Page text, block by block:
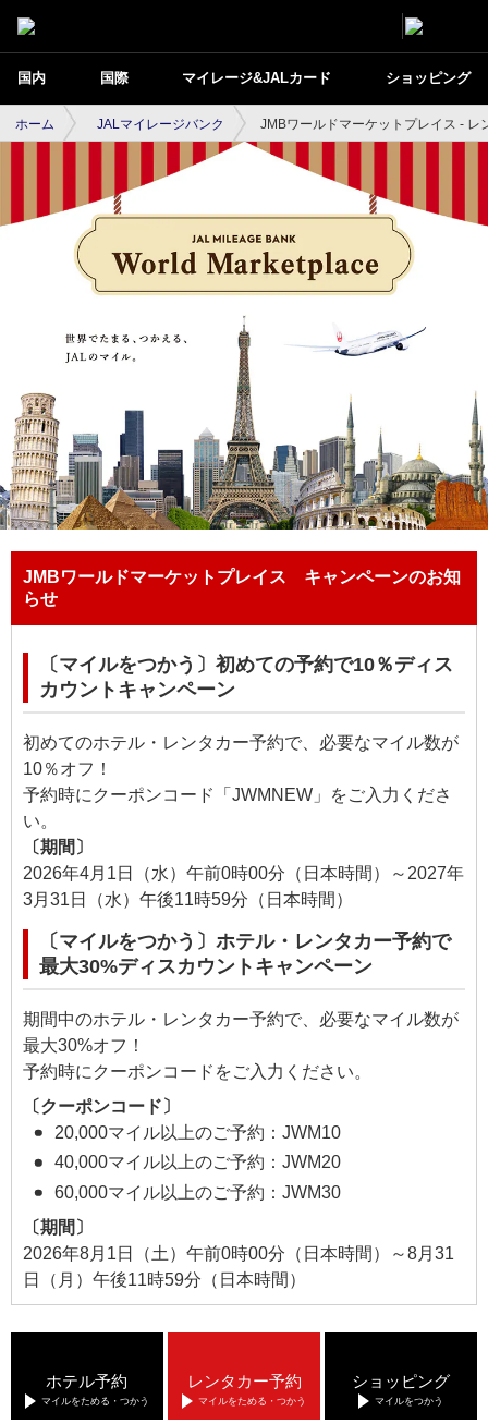
国内 国際 マイレージ&JALカード ショッピング
ホーム JALマイレージバンク JMBワールドマーケットプレイス - レ
JMBワールドマーケットプレイス - レンタ
カー予約
JMBワールドマーケットプレイス キャンペーンのお知
らせ
〔マイルをつかう〕初めての予約で10％ディス
カウントキャンペーン
初めてのホテル・レンタカー予約で、必要なマイル数が
10％オフ！
予約時にクーポンコード「JWMNEW」をご入力くださ
い。
〔期間〕
2026年4月1日（水）午前0時00分（日本時間）～2027年
3月31日（水）午後11時59分（日本時間）
〔マイルをつかう〕ホテル・レンタカー予約で
最大30%ディスカウントキャンペーン
期間中のホテル・レンタカー予約で、必要なマイル数が
最大30%オフ！
予約時にクーポンコードをご入力ください。
〔クーポンコード〕
20,000マイル以上のご予約：JWM10
40,000マイル以上のご予約：JWM20
60,000マイル以上のご予約：JWM30
〔期間〕
2026年8月1日（土）午前0時00分（日本時間）～8月31
日（月）午後11時59分（日本時間）
ホテル予約
マイルをためる・つかう
レンタカー予約
マイルをためる・つかう
ショッピング
マイルをつかう